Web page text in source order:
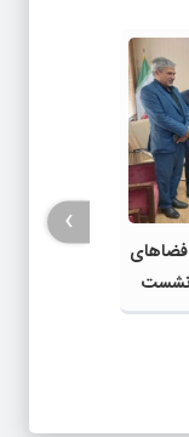
نشست
با
›